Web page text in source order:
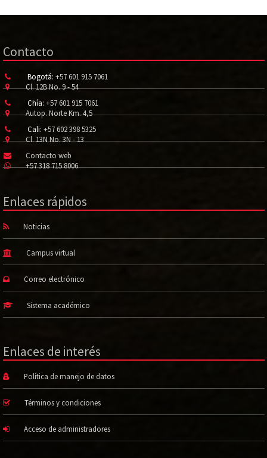
Contacto
Bogotá: +57 601 915 7061
Cl. 12B No. 9 - 54
Chía: +57 601 915 7061
Autop. Norte Km. 4,5
Cali: +57 602 398 5325
Cl. 13N No. 3N - 13
Contacto web
+57 318 715 8006
Enlaces rápidos
Noticias
Campus virtual
Correo electrónico
Sistema académico
Enlaces de interés
Política de manejo de datos
Términos y condiciones
Acceso de administradores